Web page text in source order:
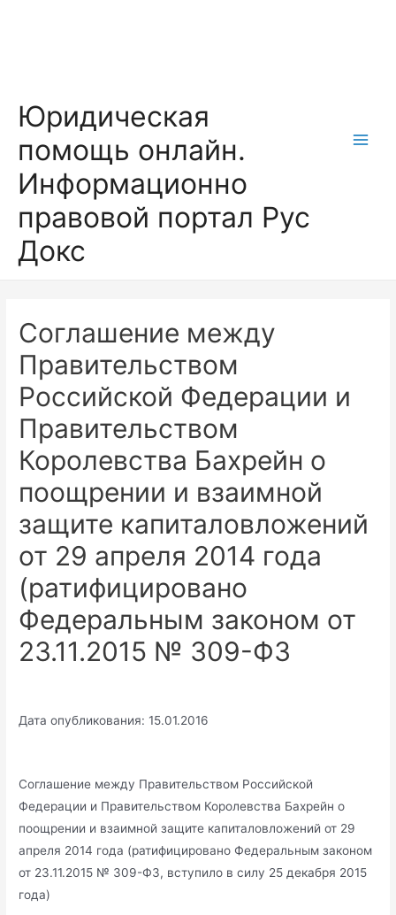
Юридическая
помощь онлайн.
Информационно
правовой портал Рус
Докс
Соглашение между
Правительством
Российской Федерации и
Правительством
Королевства Бахрейн о
поощрении и взаимной
защите капиталовложений
от 29 апреля 2014 года
(ратифицировано
Федеральным законом от
23.11.2015 № 309-ФЗ
Дата опубликования: 15.01.2016
Соглашение между Правительством Российской
Федерации и Правительством Королевства Бахрейн о
поощрении и взаимной защите капиталовложений от 29
апреля 2014 года (ратифицировано Федеральным законом
от 23.11.2015 № 309-ФЗ, вступило в силу 25 декабря 2015
года)